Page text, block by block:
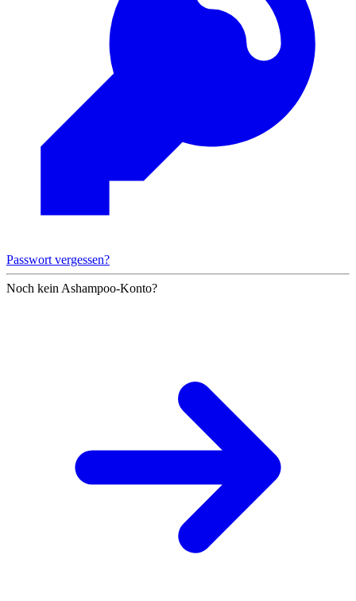
Passwort vergessen?
Noch kein Ashampoo-Konto?